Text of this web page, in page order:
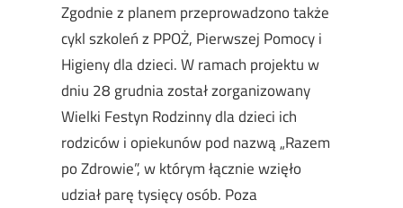
Zgodnie z planem przeprowadzono także
cykl szkoleń z PPOŻ, Pierwszej Pomocy i
Higieny dla dzieci. W ramach projektu w
dniu 28 grudnia został zorganizowany
Wielki Festyn Rodzinny dla dzieci ich
rodziców i opiekunów pod nazwą „Razem
po Zdrowie”, w którym łącznie wzięło
udział parę tysięcy osób. Poza